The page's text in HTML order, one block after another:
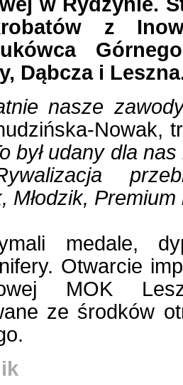
z
Dąbcza i
nasze
Nowak,
był udany dla
Młodzik,
medale,
Otwarcie
MOK
ze środków